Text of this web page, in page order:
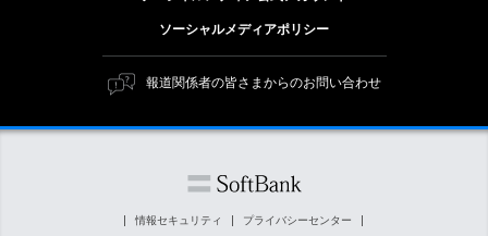
マテリアリティ（重要課題）
ESGの主な取り組み
外部評価・イニシアチブ
キャリア採用
障がい者採用
ソーシャルメディアポリシー
報道関係者の皆さまからのお問い合わせ
情報セキュリティ
プライバシーセンター